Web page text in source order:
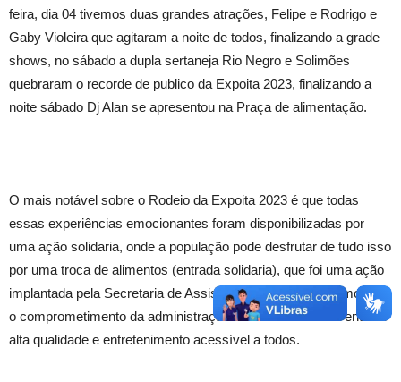
feira, dia 04 tivemos duas grandes atrações, Felipe e Rodrigo e
Gaby Violeira que agitaram a noite de todos, finalizando a grade
shows, no sábado a dupla sertaneja Rio Negro e Solimões
quebraram o recorde de publico da Expoita 2023, finalizando a
noite sábado Dj Alan se apresentou na Praça de alimentação.
O mais notável sobre o Rodeio da Expoita 2023 é que todas
essas experiências emocionantes foram disponibilizadas por
uma ação solidaria, onde a população pode desfrutar de tudo isso
por uma troca de alimentos (entrada solidaria), que foi uma ação
implantada pela Secretaria de Assistência Social. Isso demonstra
o comprometimento da administração em oferecer um evento de
alta qualidade e entretenimento acessível a todos.